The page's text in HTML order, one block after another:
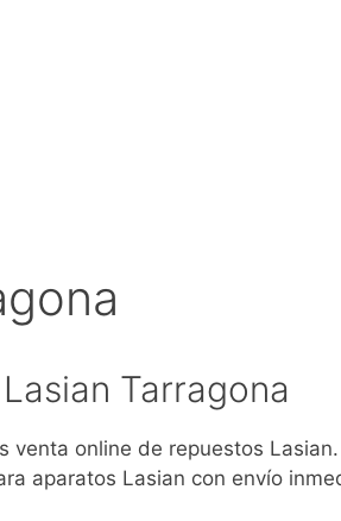
Tarragona
venta online de repuestos
aparatos Lasian con envío